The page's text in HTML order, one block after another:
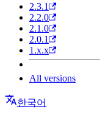
2.3.1
2.2.0
2.1.0
2.0.1
1.x.x
All versions
한국어